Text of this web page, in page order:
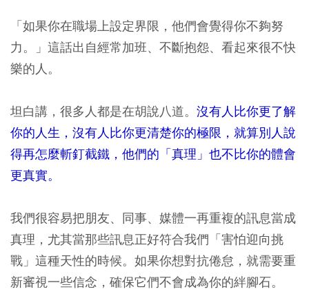
「如果你在職場上設定界限，他們會覺得你不夠努
力。」這話出自經常加班、不斷抱怨、看起來很不快
樂的人。
坦白講，很多人都是在胡說八道。 沒有人比你更了解
你的人生，沒有人比你更清楚你的極限，就算別人說
得再怎麼斬釘截鐵，他們的「真理」也不比你的體會
更真實。
我們很容易把朋友、同事、媒體一再重複的訊息當成
真理，尤其當那些訊息正好符合我們「害怕迎向挑
戰」這種天性的時候。 如果你想對抗倦怠，就需要重
新審視一些信念，確保它們不會成為你的絆腳石。